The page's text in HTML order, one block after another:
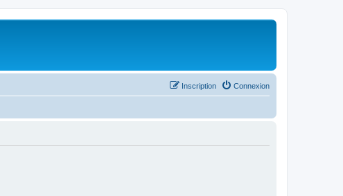
Connexion
Inscription